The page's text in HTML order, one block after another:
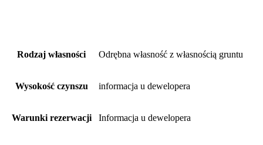
Rodzaj własności Odrębna własność z własnością gruntu
Wysokość czynszu informacja u dewelopera
Warunki rezerwacji Informacja u dewelopera